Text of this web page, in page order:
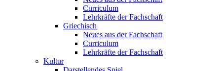
Curriculum
Lehrkräfte der Fachschaft
Griechisch
Neues aus der Fachschaft
Curriculum
Lehrkräfte der Fachschaft
Kultur